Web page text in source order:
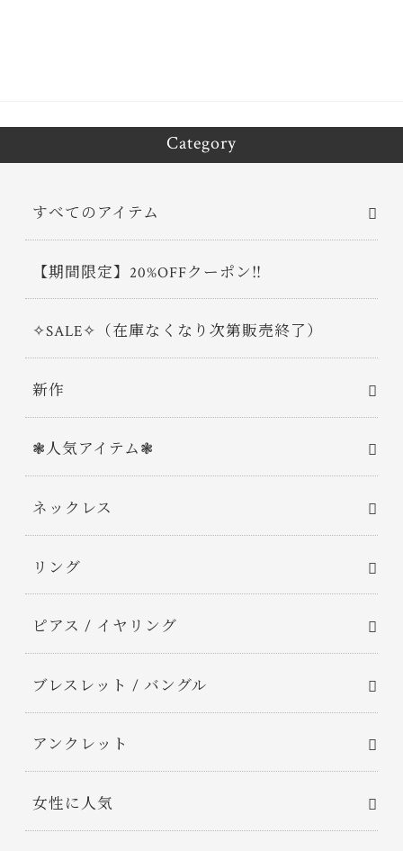
Category
すべてのアイテム
【期間限定】20%OFFクーポン‼
✧SALE✧（在庫なくなり次第販売終了）
新作
❃人気アイテム❃
ネックレス
リング
ピアス / イヤリング
ブレスレット / バングル
アンクレット
女性に人気